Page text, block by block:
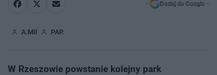
Dodaj do Google
A.Mil PAP.
W Rzeszowie powstanie kolejny park